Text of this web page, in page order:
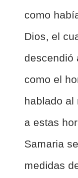
como
Dios, el
descendió
como el
hablado al
a estas
Samaria
medidas